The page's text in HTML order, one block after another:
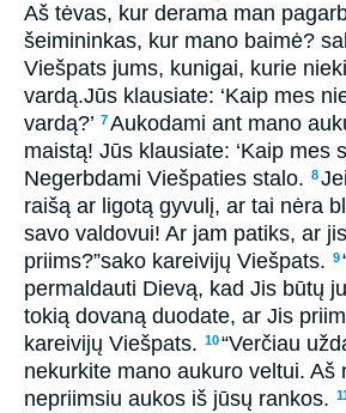
Aš tėvas, kur derama man
šeimininkas, kur mano baimė?­
Viešpats jums, kunigai, kurie
vardą.­Jūs klausiate: ‘Kaip mes
vardą?’ 7Aukodami ant mano
maistą! Jūs klausiate: ‘Kaip mes
Negerbdami Viešpaties stalo. 8
raišą ar ligotą gyvulį, ar tai nėra
savo valdovui! Ar jam patiks, ar
priims?”­sako kareivijų Viešpats. 9
permaldauti Dievą, kad Jis būtų
tokią dovaną duodate, ar Jis
kareivijų Viešpats. 10“Verčiau
nekurkite mano aukuro veltui. Aš
nepriimsiu aukos iš jūsų rankos.